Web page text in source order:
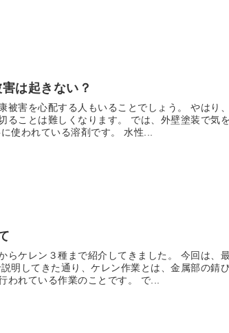
は起きない？
被害を心配する人もいることでしょう。 やはり
ることは難しくなります。 では、外壁塗装で気
使われている溶剤です。 水性...
らケレン３種まで紹介してきました。 今回は、
明してきた通り、ケレン作業とは、金属部の錆
われている作業のことです。 で...